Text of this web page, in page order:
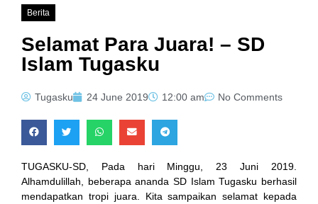
Berita
Selamat Para Juara! – SD
Islam Tugasku
Tugasku 24 June 2019 12:00 am No Comments
TUGASKU-SD, Pada hari Minggu, 23 Juni 2019.
Alhamdulillah, beberapa ananda SD Islam Tugasku berhasil
mendapatkan tropi juara. Kita sampaikan selamat kepada